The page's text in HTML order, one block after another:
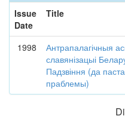
Issue
Date
Title
1998
Антрапалагічныя
славянізацыі
Падзвіння (да
праблемы)